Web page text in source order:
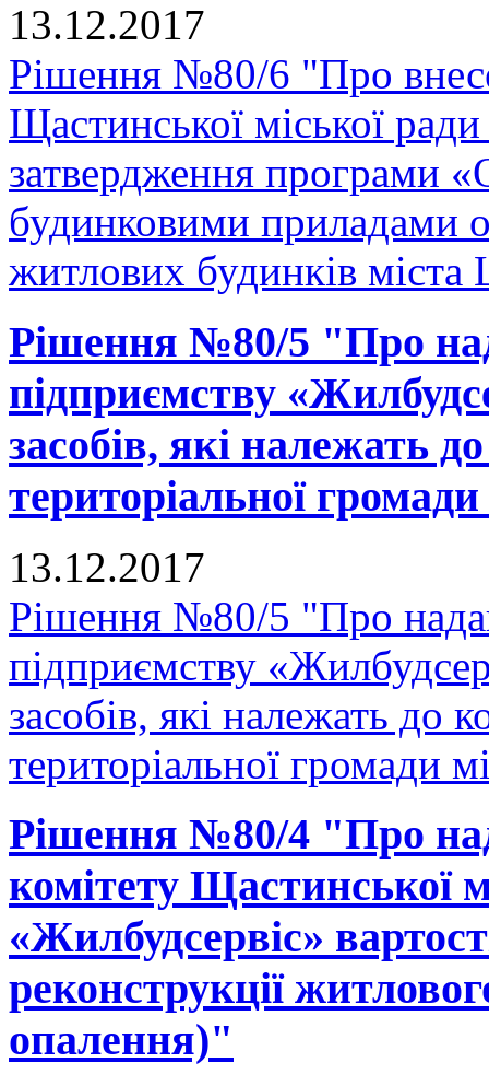
13.12.2017
Рішення №80/6 "Про
Щастинської міської
затвердження програми
будинковими приладами
житлових будинків
Рішення №80/5 "Про
підприємству
засобів, які належать
територіальної
13.12.2017
Рішення №80/5 "Про
підприємству
засобів, які належать до
територіальної громади
Рішення №80/4 "Про
комітету Щастинської
«Жилбудсервіс»
реконструкції
опалення)"